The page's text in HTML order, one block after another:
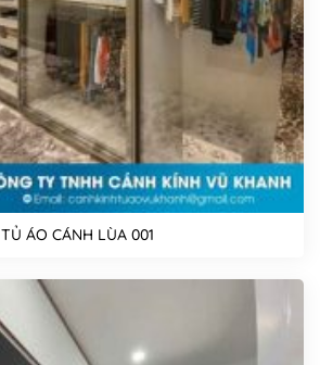
TỦ ÁO CÁNH LÙA 001